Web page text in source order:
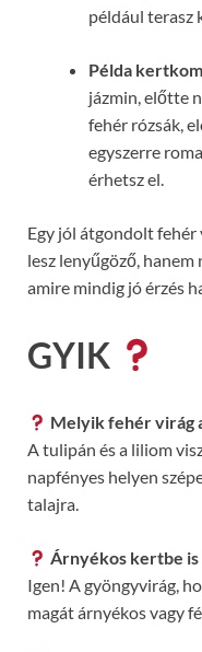
például terasz
Példa
jázmin, előtte
fehér rózsák,
egyszerre
érhetsz el.
Egy jól átgondolt fehér
lesz lenyűgöző,
amire mindig jó érzés
GYIK
Melyik fehér virág
A tulipán és a liliom
napfényes helyen
talajra.
Árnyékos kertbe
Igen! A gyöngyvirág,
magát árnyékos vagy